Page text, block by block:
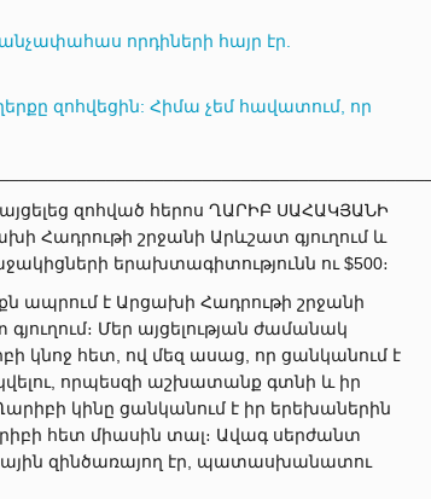
որդիների հայր էր.
զոհվեցին: Հիմա չեմ հավատում, որ
զոհված հերոս ՂԱՐԻԲ ՍԱՀԱԿՅԱՆԻ
Հադրութի շրջանի Արևշատ գյուղում և
երախտագիտությունն ու $500։
ապրում է Արցախի Հադրութի շրջանի
Մեր այցելության ժամանակ
կնոջ հետ, ով մեզ ասաց, որ ցանկանում է
որպեսզի աշխատանք գտնի և իր
կինը ցանկանում է իր երեխաներին
հետ միասին տալ։ Ավագ սերժանտ
զինծառայող էր, պատասխանատու